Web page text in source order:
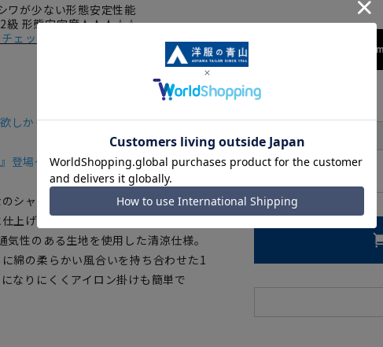
ワが少ない形態安定性能
級 形態安定度★★★☆☆
ェック
しかった。
登場～
シャツ」に半袖シャツが新登場。
上げたボタンダウンワイシャツで
性のある生地を使用した清涼仕様。
綿の柔らかい風合いを持ち合わせた1
なりにくくアイロン掛けも簡単で
サイズ
裄丈
00